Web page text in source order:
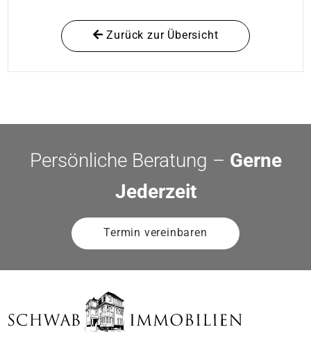
Zurück zur Übersicht
Persönliche Beratung – Gerne
Jederzeit
Termin vereinbaren